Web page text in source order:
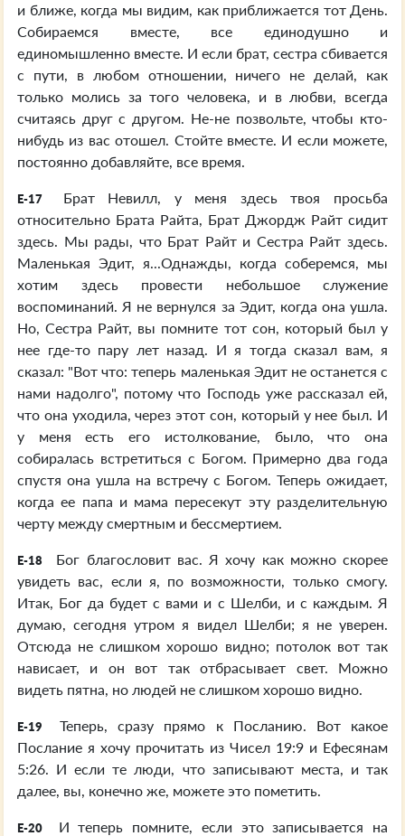
и ближе, когда мы видим, как приближается тот День.
Собираемся вместе, все единодушно и
единомышленно вместе. И если брат, сестра сбивается
с пути, в любом отношении, ничего не делай, как
только молись за того человека, и в любви, всегда
считаясь друг с другом. Не-не позвольте, чтобы кто-
нибудь из вас отошел. Стойте вместе. И если можете,
постоянно добавляйте, все время.
E-17
Брат Невилл, у меня здесь твоя просьба
относительно Брата Райта, Брат Джордж Райт сидит
здесь. Мы рады, что Брат Райт и Сестра Райт здесь.
Маленькая Эдит, я...Однажды, когда соберемся, мы
хотим здесь провести небольшое служение
воспоминаний. Я не вернулся за Эдит, когда она ушла.
Но, Сестра Райт, вы помните тот сон, который был у
нее где-то пару лет назад. И я тогда сказал вам, я
сказал: "Вот что: теперь маленькая Эдит не останется с
нами надолго", потому что Господь уже рассказал ей,
что она уходила, через этот сон, который у нее был. И
у меня есть его истолкование, было, что она
собиралась встретиться с Богом. Примерно два года
спустя она ушла на встречу с Богом. Теперь ожидает,
когда ее папа и мама пересекут эту разделительную
черту между смертным и бессмертием.
E-18
Бог благословит вас. Я хочу как можно скорее
увидеть вас, если я, по возможности, только смогу.
Итак, Бог да будет с вами и с Шелби, и с каждым. Я
думаю, сегодня утром я видел Шелби; я не уверен.
Отсюда не слишком хорошо видно; потолок вот так
нависает, и он вот так отбрасывает свет. Можно
видеть пятна, но людей не слишком хорошо видно.
E-19
Теперь, сразу прямо к Посланию. Вот какое
Послание я хочу прочитать из Чисел 19:9 и Ефесянам
5:26. И если те люди, что записывают места, и так
далее, вы, конечно же, можете это пометить.
E-20
И теперь помните, если это записывается на